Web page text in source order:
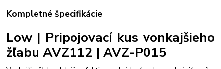
Kompletné špecifikácie
Low | Pripojovací kus vonkajšieho
žľabu AVZ112 | AVZ-P015